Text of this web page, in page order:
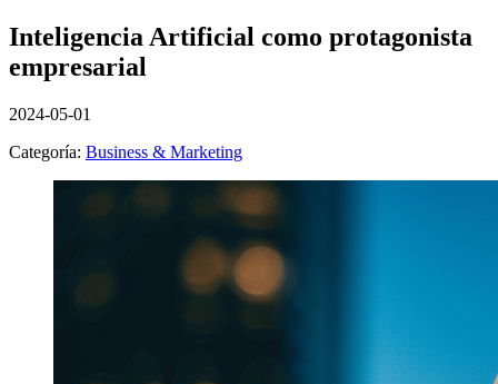
Inteligencia Artificial como protagonista
empresarial
2024-05-01
Categoría: Business & Marketing